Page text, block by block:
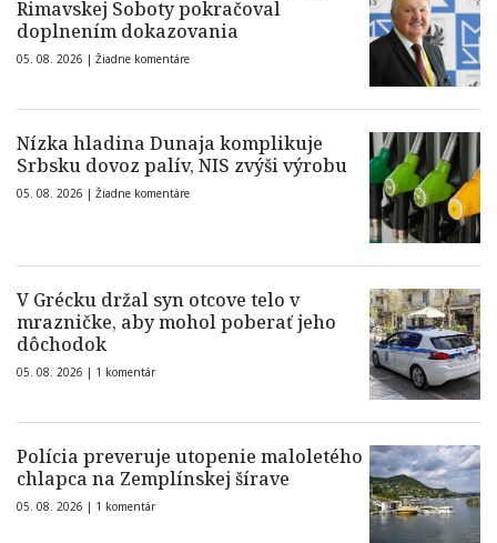
Rimavskej Soboty pokračoval
doplnením dokazovania
05. 08. 2026 | Žiadne komentáre
Nízka hladina Dunaja komplikuje
Srbsku dovoz palív, NIS zvýši výrobu
05. 08. 2026 | Žiadne komentáre
V Grécku držal syn otcove telo v
mrazničke, aby mohol poberať jeho
dôchodok
05. 08. 2026 | 1 komentár
Polícia preveruje utopenie maloletého
chlapca na Zemplínskej šírave
05. 08. 2026 | 1 komentár